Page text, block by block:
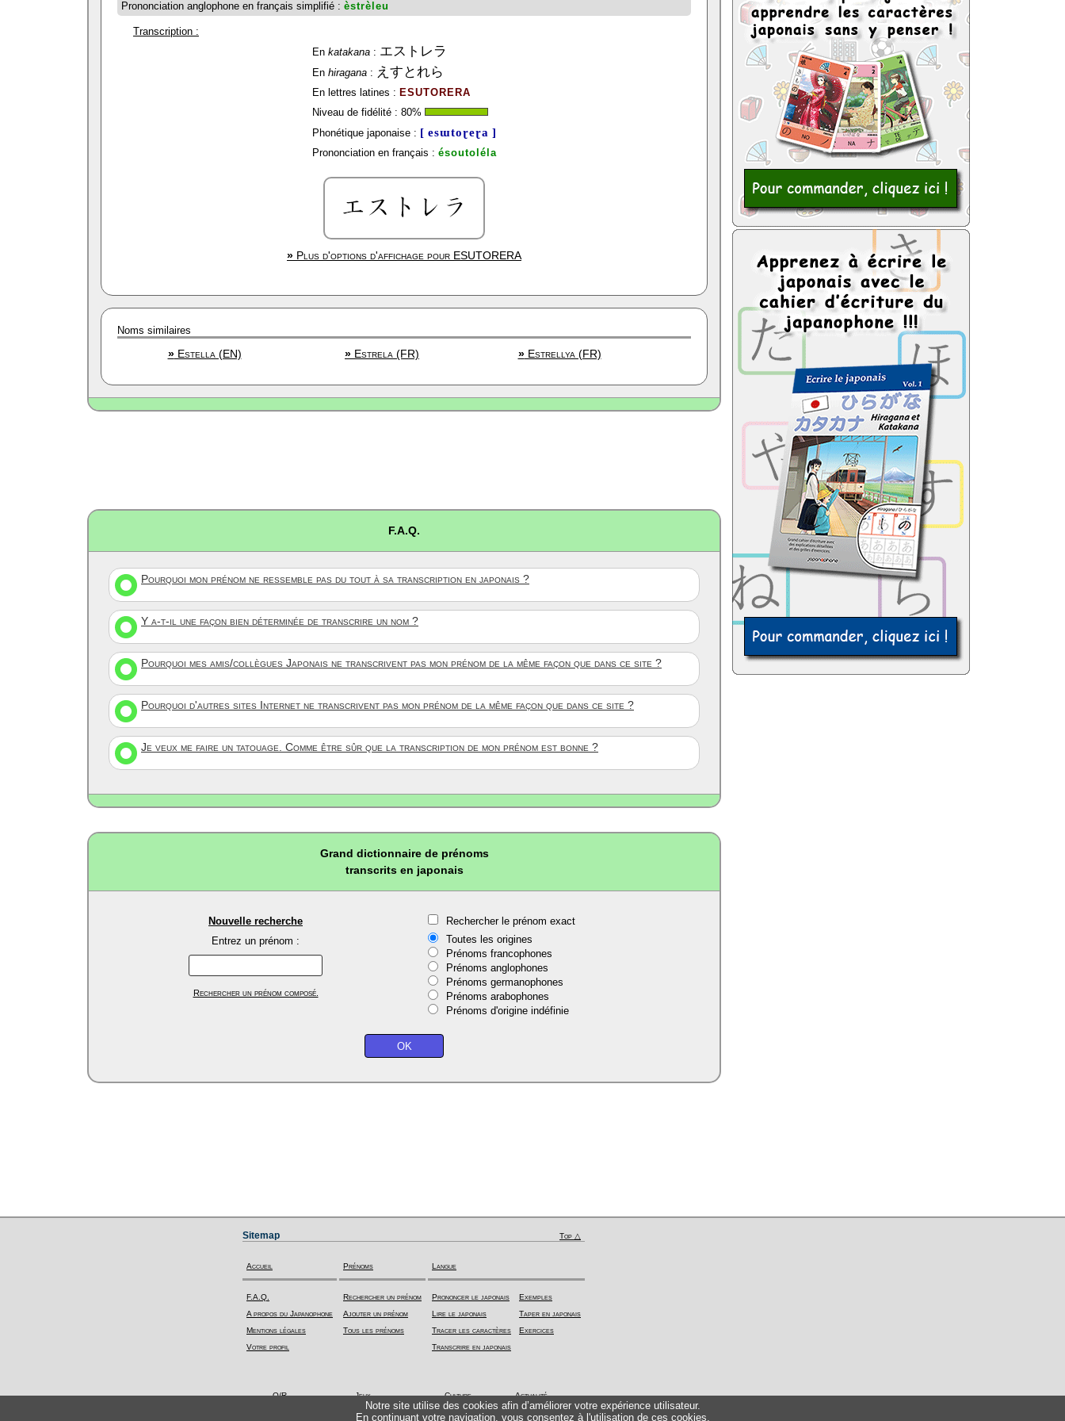
Prononciation anglophone en français simplifié : èstrèleu
Transcription :
En katakana: エストレラ
En hiragana: えすとれら
En lettres latines : ESUTORERA
Niveau de fidélité : 80%
Phonétique japonaise : [ esɯtoɽeɽa ]
Prononciation en français : ésoutoléla
» Plus d'options d'affichage pour ESUTORERA
Noms similaires
»Estella (EN) » Estrela (FR) »Estrellya (FR)
F.A.Q.
Pourquoi mon prénom ne ressemble pas du tout à sa transcription en japonais ?
Y a-t-il une façon bien déterminée de transcrire un nom ?
Pourquoi mes amis/collègues Japonais ne transcrivent pas mon prénom de la même façon que dans ce site ?
Pourquoi d'autres sites Internet ne transcrivent pas mon prénom de la même façon que dans ce site ?
Je veux me faire un tatouage. Comme être sûr que la transcription de mon prénom est bonne ?
Grand dictionnaire de prénoms
transcrits en japonais
Nouvelle recherche
Entrez un prénom :
Rechercher un prénom composé.
Rechercher le prénom exact
Toutes les origines
Prénoms francophones
Prénoms anglophones
Prénoms germanophones
Prénoms arabophones
Prénoms d'origine indéfinie
Notre site utilise des cookies afin d’améliorer votre expérience utilisateur.
En continuant votre navigation, vous consentez à l'utilisation de ces cookies.
Sitemap Top △
Accueil
F.A.Q.
A propos du Japanophone
Mentions légales
Votre profil
Prénoms
Rechercher un prénom
Ajouter un prénom
Tous les prénoms
Langue
Prononcer le japonais
Lire le japonais
Tracer les caractères
Transcrire en japonais
Exemples
Taper en japonais
Exercices
Q/R Jeux Culture Actualité